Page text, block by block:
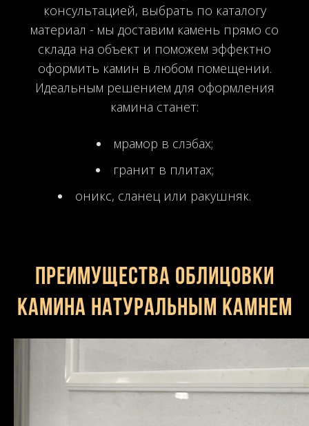
консультацией, выбрать по каталогу
материал - мы доставим камень прямо со
склада на объект и поможем эффектно
оформить камин в любом помещении.
Идеальным решением для оформления
камина станет:
мрамор в слэбах;
гранит в плитах;
оникс, сланец или ракушняк.
Преимущества облицовки
камина натуральным камнем